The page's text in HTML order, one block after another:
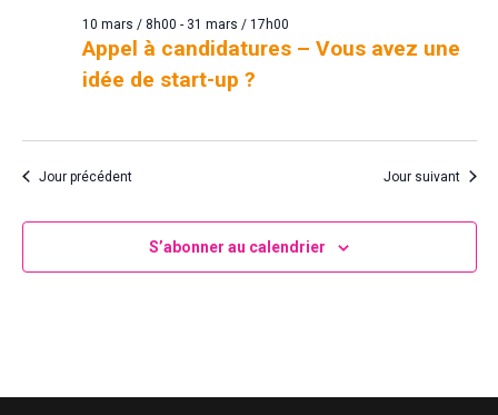
Appel à candidatures – Vous avez une
idée de start-up ?
10 mars / 8h00 - 31 mars / 17h00
Jour précédent Jour suivant
S’abonner au calendrier